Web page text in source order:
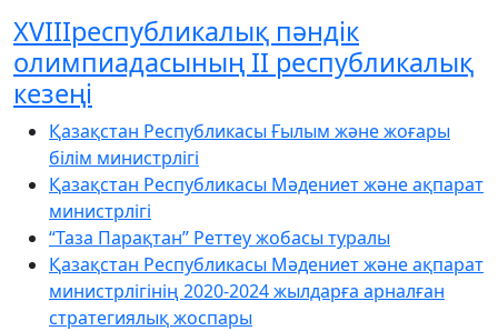
XVIIIреспубликалық пәндік
олимпиадасының ІІ республикалық
кезеңі
Қазақстан Республикасы Ғылым және жоғары
білім министрлігі
Қазақстан Республикасы Мәдениет және ақпарат
министрлігі
“Таза Парақтан” Реттеу жобасы туралы
Қазақстан Республикасы Мәдениет және ақпарат
министрлігінің 2020-2024 жылдарға арналған
стратегиялық жоспары